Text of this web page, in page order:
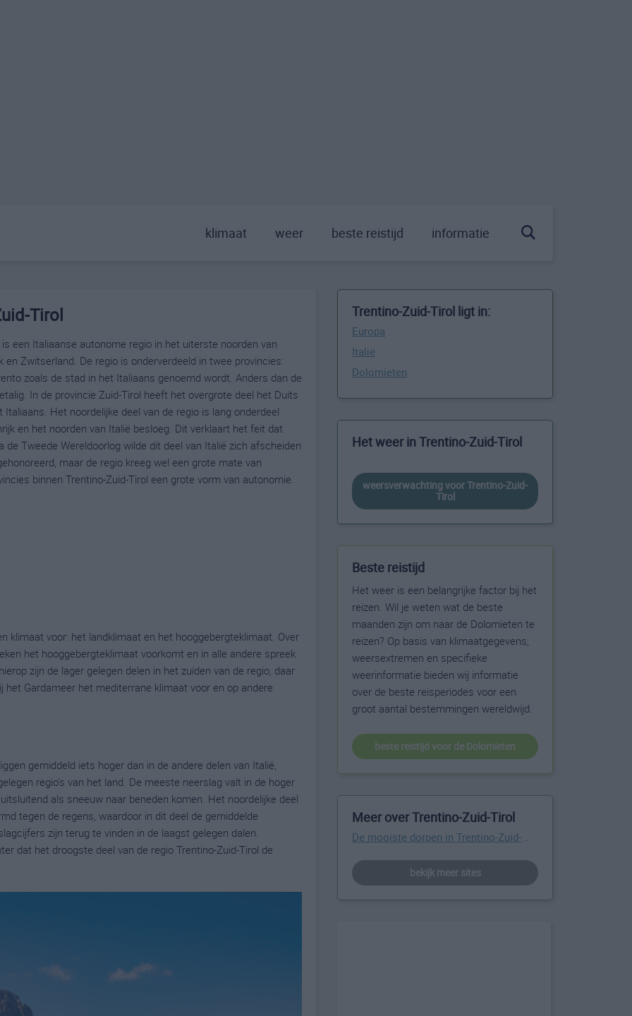
klimaat weer beste reistijd informatie
Tirol
een Italiaanse autonome regio in het uiterste noorden van
Zwitserland. De regio is onderverdeeld in twee provincies:
zoals de stad in het Italiaans genoemd wordt. Anders dan de
In de provincie Zuid-Tirol heeft het overgrote deel het Duits
Het noordelijke deel van de regio is lang onderdeel
en het noorden van Italië besloeg. Dit verklaart het feit dat
Tweede Wereldoorlog wilde dit deel van Italië zich afscheiden
maar de regio kreeg wel een grote mate van
binnen Trentino-Zuid-Tirol een grote vorm van autonomie.
klimaat voor: het landklimaat en het hooggebergteklimaat. Over
het hooggebergteklimaat voorkomt en in alle andere spreek
zijn de lager gelegen delen in het zuiden van de regio, daar
Gardameer het mediterrane klimaat voor en op andere
gemiddeld iets hoger dan in de andere delen van Italië,
regio's van het land. De meeste neerslag valt in de hoger
als sneeuw naar beneden komen. Het noordelijke deel
tegen de regens, waardoor in dit deel de gemiddelde
zijn terug te vinden in de laagst gelegen dalen.
dat het droogste deel van de regio Trentino-Zuid-Tirol de
Trentino-Zuid-Tirol ligt in:
Europa
Italië
Dolomieten
Het weer in Trentino-Zuid-Tirol
weersverwachting voor Trentino-Zuid-
Tirol
Beste reistijd
Het weer is een belangrijke factor bij het
reizen. Wil je weten wat de beste
maanden zijn om naar de Dolomieten te
reizen? Op basis van klimaatgegevens,
weersextremen en specifieke
weerinformatie bieden wij informatie
over de beste reisperiodes voor een
groot aantal bestemmingen wereldwijd.
beste reistijd voor de Dolomieten
Meer over Trentino-Zuid-Tirol
De mooiste dorpen in Trentino-Zuid-Tirol
bekijk meer sites